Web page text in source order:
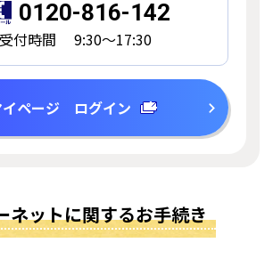
0120-816-142
受付時間 9:30～17:30
イページ ログイン
ネットに関するお手続き